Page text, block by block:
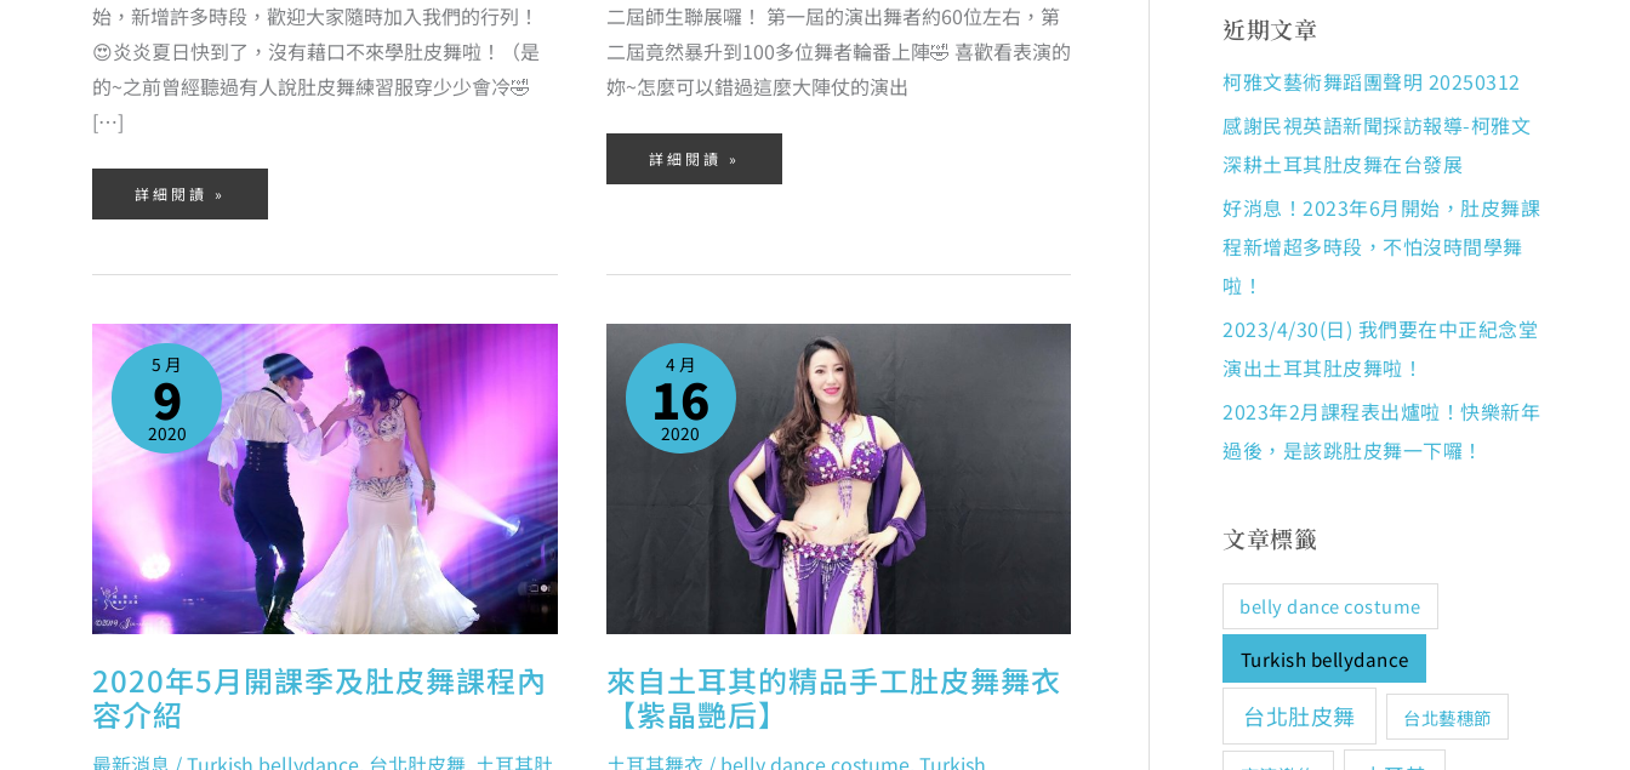
始，新增許多時段，歡迎大家隨時加入我們的行列！
😍炎炎夏日快到了，沒有藉口不來學肚皮舞啦！（是
的~之前曾經聽過有人說肚皮舞練習服穿少少會冷🤣
[…]
詳細閱讀 »
二屆師生聯展囉！ 第一屆的演出舞者約60位左右，第
二屆竟然暴升到100多位舞者輪番上陣🤣 喜歡看表演的
妳~怎麼可以錯過這麼大陣仗的演出
詳細閱讀 »
5 月
9
2020
2020年5月開課季及肚皮舞課程內
容介紹
2020
年
5
及
肚
皮
紹
4 月
16
2020
來自土耳其的精品手工肚皮舞舞衣
【紫晶艷后】
來
自
土
其
精
品
手
近期文章
柯雅文藝術舞蹈團聲明 20250312
感謝民視英語新聞採訪報導-柯雅文
深耕土耳其肚皮舞在台發展
好消息！2023年6月開始，肚皮舞課
程新增超多時段，不怕沒時間學舞
啦！
2023/4/30(日) 我們要在中正紀念堂
演出土耳其肚皮舞啦！
2023年2月課程表出爐啦！快樂新年
過後，是該跳肚皮舞一下囉！
文章標籤
belly dance costume
Turkish bellydance
台北肚皮舞 台北藝穗節